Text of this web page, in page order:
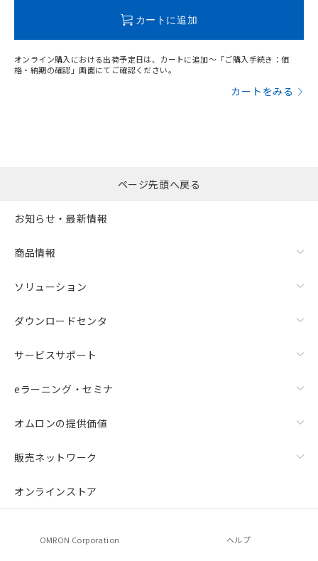
カートに追加
オンライン購入における出荷予定日は、カートに追加～「ご購入手続き：価
格・納期の確認」画面にてご確認ください。
カートをみる
ページ先頭へ戻る
お知らせ・最新情報
商品情報
ソリューション
ダウンロードセンタ
サービスサポート
eラーニング・セミナ
オムロンの提供価値
販売ネットワーク
オンラインストア
OMRON Corporation ヘルプ